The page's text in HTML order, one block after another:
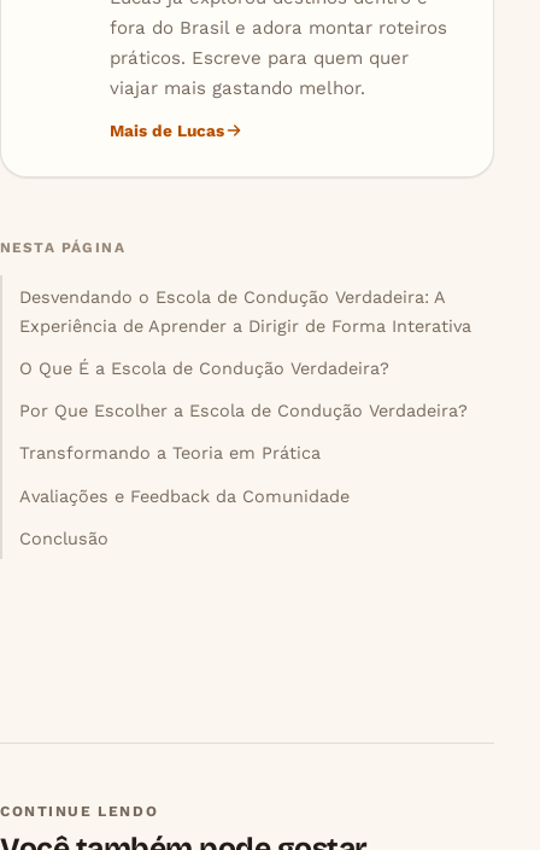
fora do Brasil e adora montar roteiros
práticos. Escreve para quem quer
viajar mais gastando melhor.
Mais de Lucas
NESTA PÁGINA
Desvendando o Escola de Condução Verdadeira: A
Experiência de Aprender a Dirigir de Forma Interativa
O Que É a Escola de Condução Verdadeira?
Por Que Escolher a Escola de Condução Verdadeira?
Transformando a Teoria em Prática
Avaliações e Feedback da Comunidade
Conclusão
CONTINUE LENDO